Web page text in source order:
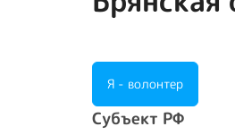
Я - волонтер
Cубъект РФ